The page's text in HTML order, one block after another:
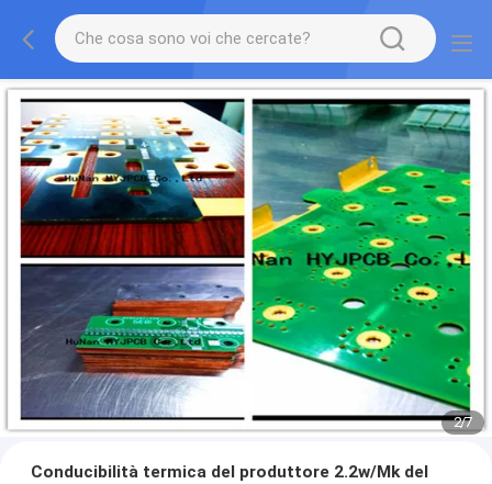
2/7
Conducibilità termica del produttore 2.2w/Mk del